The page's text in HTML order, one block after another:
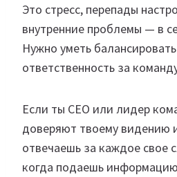
Это стресс, перепады
внутренние проблемы — в
Нужно уметь
ответственность за
Если ты CEO или лидер
доверяют твоему видению
отвечаешь за каждое свое
когда подаешь